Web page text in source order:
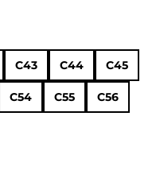
C43 C44 C45
C54 C55 C56